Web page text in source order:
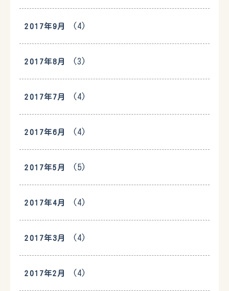
2017年9月 (4)
2017年8月 (3)
2017年7月 (4)
2017年6月 (4)
2017年5月 (5)
2017年4月 (4)
2017年3月 (4)
2017年2月 (4)